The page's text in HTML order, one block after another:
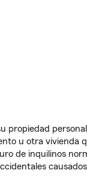
propiedad
u otra vivienda
de inquilinos